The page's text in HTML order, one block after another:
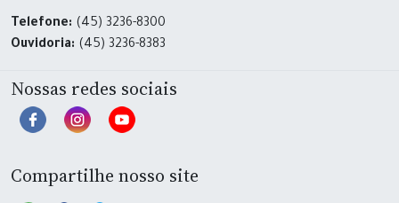
Telefone: (45) 3236-8300
Ouvidoria: (45) 3236-8383
Nossas redes sociais
Compartilhe nosso site